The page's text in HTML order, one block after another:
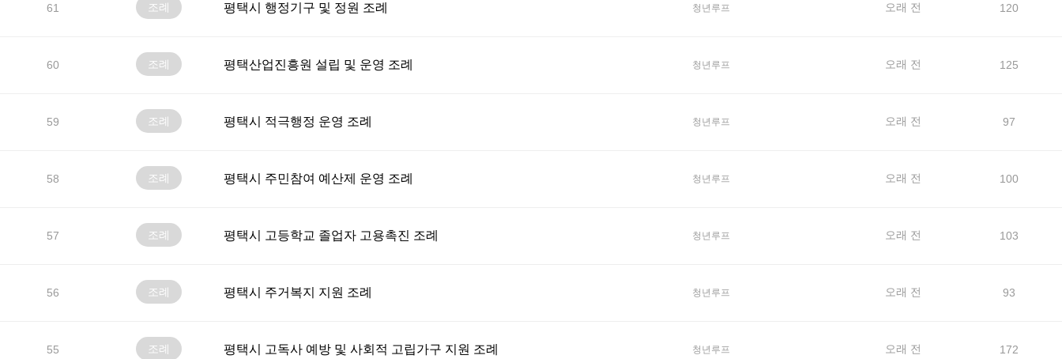
61 조례 평택시 행정기구 및 정원 조례 청년루프 오래 전 120
60 조례 평택산업진흥원 설립 및 운영 조례 청년루프 오래 전 125
59 조례 평택시 적극행정 운영 조례 청년루프 오래 전 97
58 조례 평택시 주민참여 예산제 운영 조례 청년루프 오래 전 100
57 조례 평택시 고등학교 졸업자 고용촉진 조례 청년루프 오래 전 103
56 조례 평택시 주거복지 지원 조례 청년루프 오래 전 93
55 조례 평택시 고독사 예방 및 사회적 고립가구 지원 조례 청년루프 오래 전 172